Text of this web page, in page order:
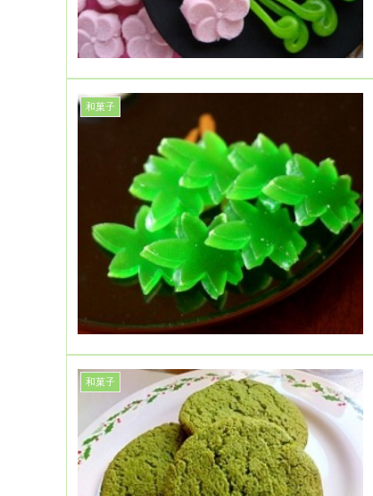
和菓子
和菓子